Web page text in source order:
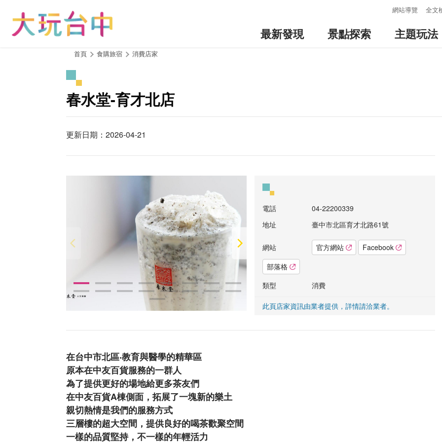
網站導覽 全文
最新發現 景點探索 主題玩法
首頁 食購旅宿 消費店家
春水堂-育才北店
更新日期：2026-04-21
電話
04-22200339
地址
臺中市北區育才北路61號
網站 官方網站
Facebook
部落格
類型
消費
此頁店家資訊由業者提供，詳情請洽業者。
在台中市北區‧教育與醫學的精華區
原本在中友百貨服務的一群人
為了提供更好的場地給更多茶友們
在中友百貨A棟側面，拓展了一塊新的樂土
親切熱情是我們的服務方式
三層樓的超大空間，提供良好的喝茶歡聚空間
一樣的品質堅持，不一樣的年輕活力